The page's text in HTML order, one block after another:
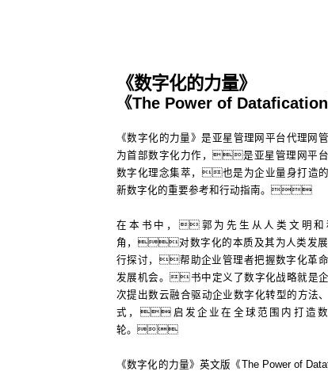
《数字化的力量》
《The Power of Datafication
《数字化的力量》是亚星管理网平台代理网
为首部数字化力作，是亚星管理网平
数字化理念集萃，也是为企业量身打造
新数字化的重要参考和行动指南。
在本书中，郭为先生从人类文明和
角，对数字化的本质及其为人类发展
行探讨，帮助企业管理者把握数字化革
发展机会。书中定义了数字化战略就
次提出数云融合驱动企业数字化转型的方
式，启发企业在全球范围内打造数
轮。
《数字化的力量》英文版《The Power of